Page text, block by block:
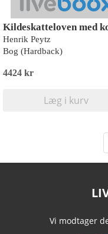
Henrik Peytz
Bog (Hardback)
4424 kr
Læg i kurv
Vi modtager